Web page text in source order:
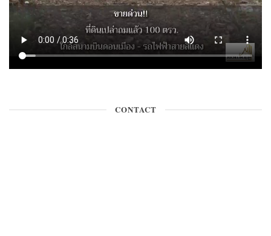
CONTACT